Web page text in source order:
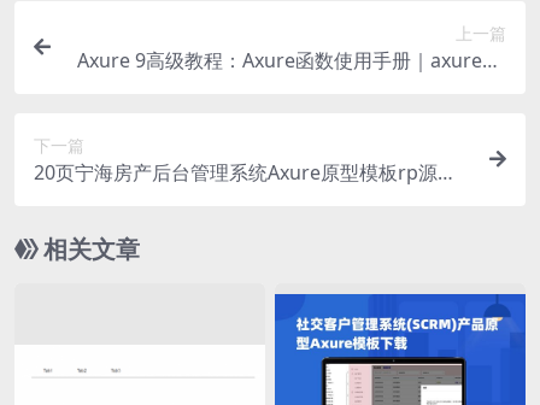
上一篇
Axure 9高级教程：Axure函数使用手册｜axurehu
下一篇
20页宁海房产后台管理系统Axure原型模板rp源文
相关文章